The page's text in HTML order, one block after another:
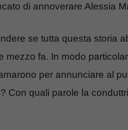
di annoverare Alessia
se tutta questa storia
mezzo fa. In modo
per annunciare al
Con quali parole la